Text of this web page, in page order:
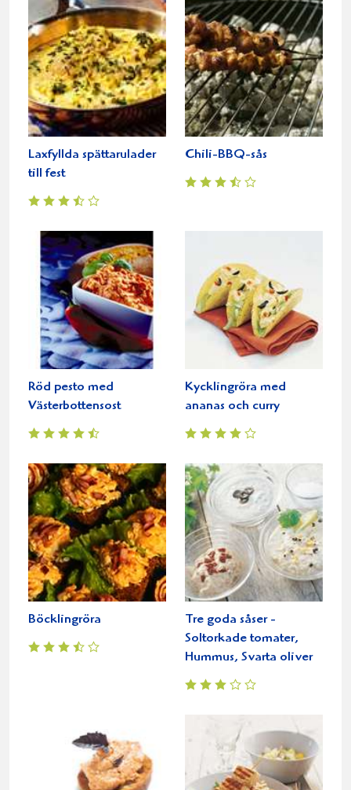
Laxfyllda spättarulader
till fest
Chili-BBQ-sås
Röd pesto med
Västerbottensost
Kycklingröra med
ananas och curry
Böcklingröra
Tre goda såser -
Soltorkade tomater,
Hummus, Svarta oliver